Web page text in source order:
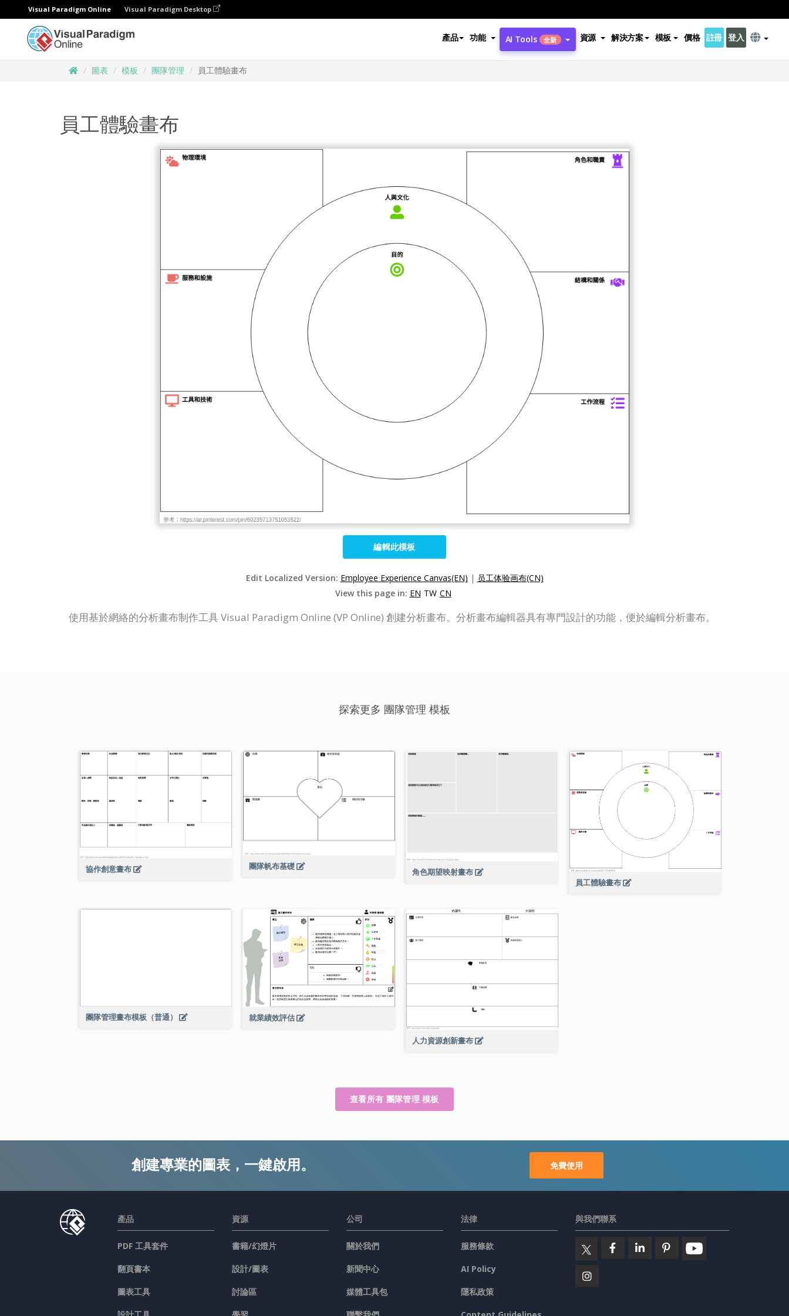
Visual Paradigm Online Visual Paradigm Desktop
產品 功能 AI Tools 全新 資源 解決方案 模板 價格 註冊 登入
圖表 模板 團隊管理 員工體驗畫布
員工體驗畫布
編輯此模板
Edit Localized Version: Employee Experience Canvas(EN) | 员工体验画布(CN)
View this page in: EN TW CN
使用基於網絡的分析畫布制作工具 Visual Paradigm Online (VP Online) 創建分析畫布。分析畫布編輯器具有專門設計的功能，便於編輯分析畫布。
探索更多 團隊管理 模板
協作創意畫布 團隊帆布基礎
角色期望映射畫布
員工體驗畫布
團隊管理畫布模板（普通） 就業績效評估
人力資源創新畫布
查看所有 團隊管理 模板
創建專業的圖表，一鍵啟用。 免費使用
產品
PDF 工具套件
翻頁書本
圖表工具
資源
書籍/幻燈片
設計/圖表
討論區
公司
關於我們
新聞中心
媒體工具包
法律
服務條款
AI Policy
隱私政策
與我們聯系